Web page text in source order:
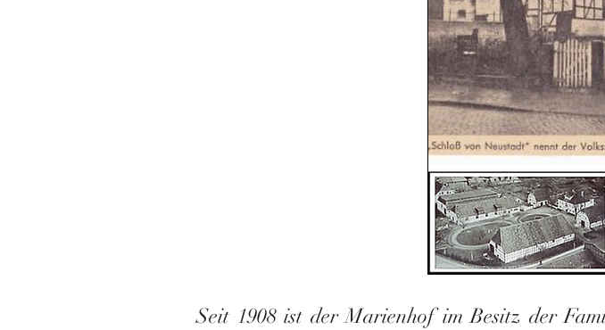
Seit 1908 ist der Marienhof im Besitz der